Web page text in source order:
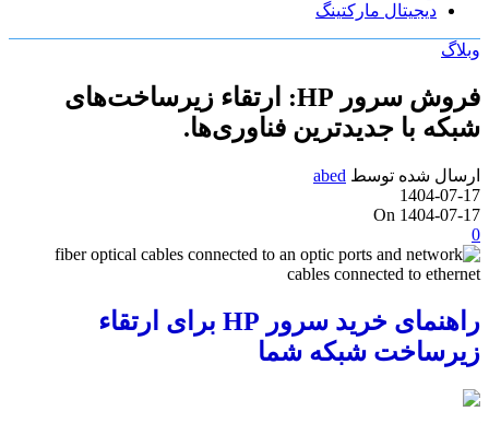
دیجیتال مارکتینگ
وبلاگ
فروش سرور HP: ارتقاء زیرساخت‌های
شبکه با جدیدترین فناوری‌ها.
ارسال شده توسط abed
1404-07-17
On 1404-07-17
0
راهنمای خرید سرور HP برای ارتقاء
زیرساخت شبکه شما